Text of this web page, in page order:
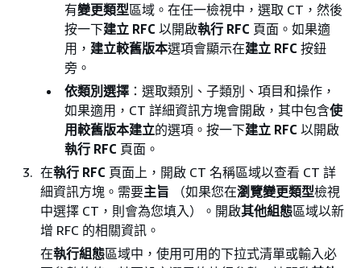
有變更類型區域。在任一檢視中，選取 CT，然後
按一下建立 RFC 以開啟執行 RFC 頁面。如果適
用， 建立較舊版本選項會顯示在建立 RFC 按鈕
旁。
依類別選擇 ：選取類別、子類別、項目和操作，
如果適用，CT 詳細資訊方塊會開啟，其中包含使
用較舊版本建立的選項。按一下建立 RFC 以開啟
執行 RFC 頁面。
在執行 RFC 頁面上，開啟 CT 名稱區域以查看 CT 詳
細資訊方塊。需要主旨 （如果您在瀏覽變更類型檢視
中選擇 CT，則會為您填入）。開啟其他組態區域以新
增 RFC 的相關資訊。
在執行組態區域中，使用可用的下拉式清單或輸入必